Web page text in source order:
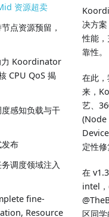
资源超卖
点资源预留，
力 Koordinator
CPU QoS 揭
感知负载与干
布
调度领域注入
fine-
Resource
决方
性能
靠性。
在此
来，
艺、
(Node
定性修
在
intel
区同学